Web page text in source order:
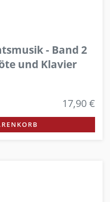
- Band 2
und Klavier
17,90 €